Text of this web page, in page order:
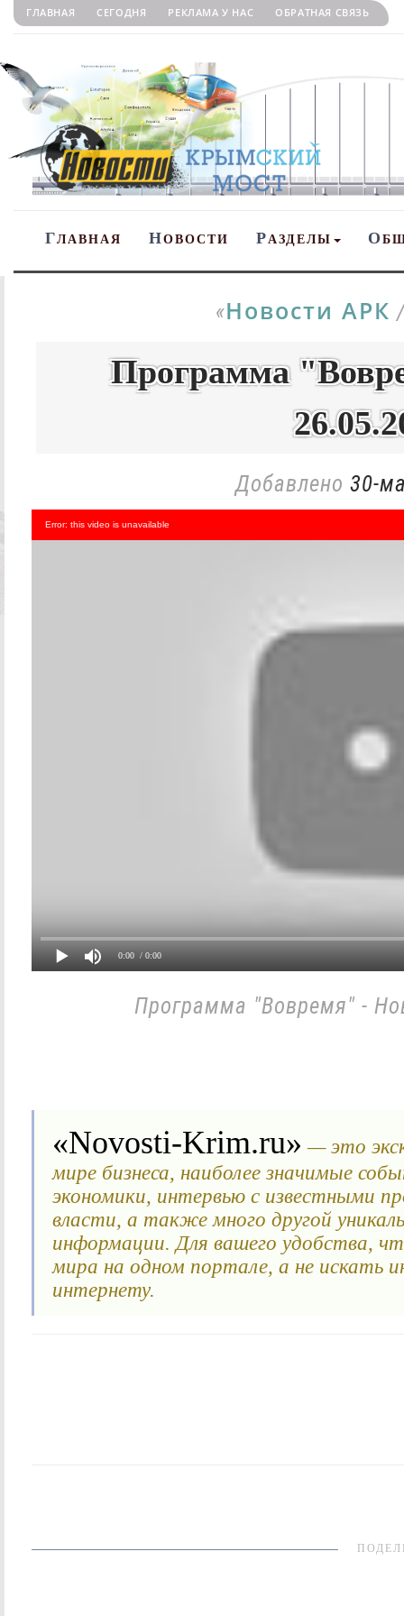
ГЛАВНАЯ СЕГОДНЯ РЕКЛАМА У НАС ОБРАТНАЯ СВЯЗЬ
ГЛАВНАЯ НОВОСТИ РАЗДЕЛЫ О
«Новости АРК
Программа
Добавлено 30-
0:00 / 0:00
Error: this video is unavailable
Программа "Вовремя" -
«Novosti-Krim.ru» — это
мире бизнеса, наиболее значимые
экономики, интервью с известными
власти, а также много другой
информации. Для вашего удобства,
мира на одном портале, а не искать
интернету.